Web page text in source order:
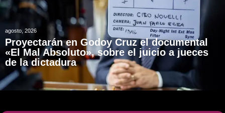
agosto, 2026
Proyectarán en Godoy Cruz el documental
«El Mal Absoluto», sobre el juicio a jueces
de la dictadura